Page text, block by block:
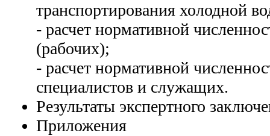
транспортирования холодной
- расчет нормативной
(рабочих);
- расчет нормативной
специалистов и служащих.
Результаты экспертного
Приложения